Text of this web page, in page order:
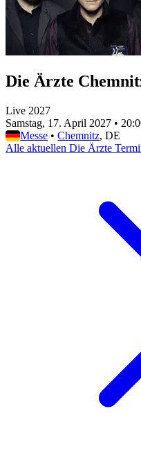
Die Ärzte
Live 2027
Samstag, 17. April 2027 •
Messe • Chemnitz, DE
Alle aktuellen Die Ärzte